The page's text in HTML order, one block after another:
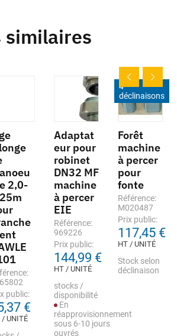
similaires
2,0-
public:
€
/ UNITÉ
Adaptat
eur pour
robinet
DN32 MF
machine
à percer
EIE
Référence:
969226
Prix public:
144,99 €
HT / UNITÉ
stocks /
disponibilité
En
réapprovisionnement
sous 6-10 jours
ouvrés
4
déclinaisons
Forêt
machine
à percer
pour
fonte
Référence:
M020487
Prix public:
117,45 €
HT / UNITÉ
Stock selon
déclinaison